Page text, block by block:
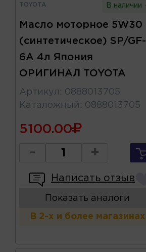
TOYOTA В наличии
Масло моторное 5W30
(синтетическое) SP/GF-
6A 4л Япония
ОРИГИНАЛ TOYOTA
Артикул : 0888013705
Каталожный : 0888013705
5100.00
- +
Написать отзыв
Показать аналоги
В 2-х и более магазинах